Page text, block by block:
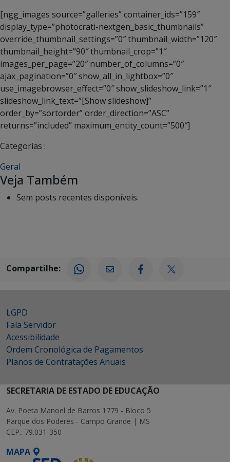
[ngg_images source=”galleries” container_ids=”159″
display_type=”photocrati-nextgen_basic_thumbnails”
override_thumbnail_settings=”0″ thumbnail_width=”120″
thumbnail_height=”90″ thumbnail_crop=”1″
images_per_page=”20″ number_of_columns=”0″
ajax_pagination=”0″ show_all_in_lightbox=”0″
use_imagebrowser_effect=”0″ show_slideshow_link=”1″
slideshow_link_text=”[Show slideshow]”
order_by=”sortorder” order_direction=”ASC”
returns=”included” maximum_entity_count=”500″]
Categorias :
Geral
Veja Também
Sem posts recentes disponíveis.
Compartilhe:
LGPD
Fala Servidor
Acessibilidade
Ordem Cronológica de Pagamentos
Planos de Contratações Anuais
SECRETARIA DE ESTADO DE EDUCAÇÃO
Av. Poeta Manoel de Barros 1779 - Bloco 5
Parque dos Poderes - Campo Grande | MS
CEP.: 79.031-350
MAPA